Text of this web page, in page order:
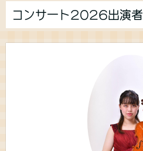
コンサート2026出演者